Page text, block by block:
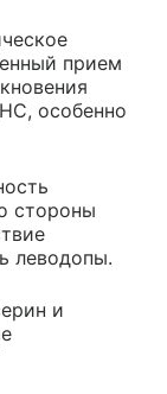
прием
особенно
стороны
леводопы.
и